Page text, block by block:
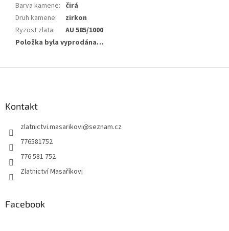
Barva kamene: čirá
Druh kamene:
zirkon
Ryzost zlata:
AU 585/1000
Položka byla vyprodána…
Kontakt
zlatnictvi.masarikovi@seznam.cz
776581752
776 581 752
Zlatnictví Masaříkovi
Facebook